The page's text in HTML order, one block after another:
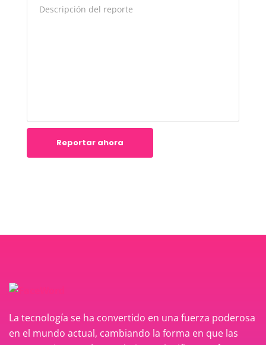
Reportar ahora
La tecnología se ha convertido en una fuerza poderosa
en el mundo actual, cambiando la forma en que las